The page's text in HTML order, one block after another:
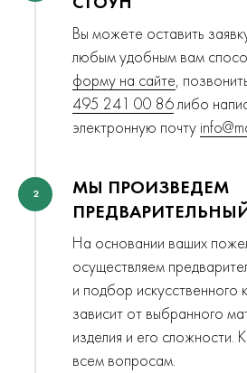
СТОУН
Вы можете оставить
любым удобным вам
форму на сайте,
495 241 00 86либо
электронную почту
2
МЫ ПРОИЗВЕДЕМ
На основании ваших
осуществляем
и подбор искусственного
зависит от выбранного
изделия и его сложности.
всем вопросам.